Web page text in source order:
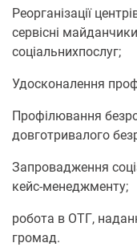
Реорганізації
сервісні
соціальнихпослуг;
Удосконалення
Профілювання
довготривалого
Запровадження
кейс-менеджменту;
робота в ОТГ,
громад.